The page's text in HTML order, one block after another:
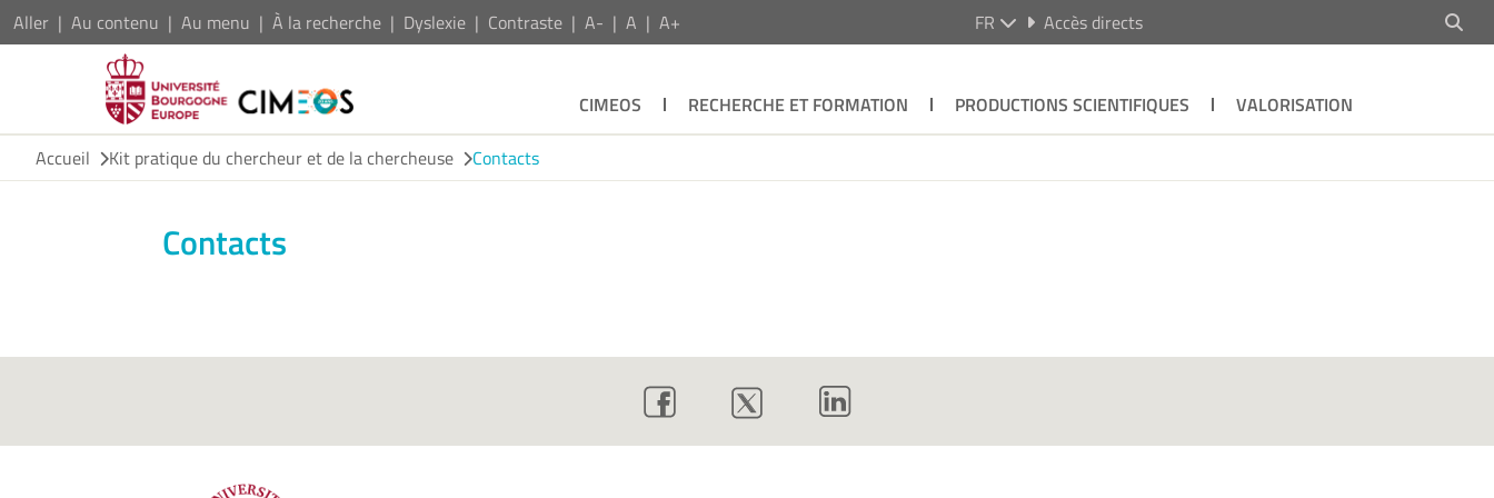
Aller Au contenu Au menu À la recherche Dyslexie Contraste A- A A+ FR Accès directs
CIMEOS RECHERCHE ET FORMATION PRODUCTIONS SCIENTIFIQUES
VALORISATION
Accueil
Kit pratique du chercheur et de la chercheuse Contacts
Contacts